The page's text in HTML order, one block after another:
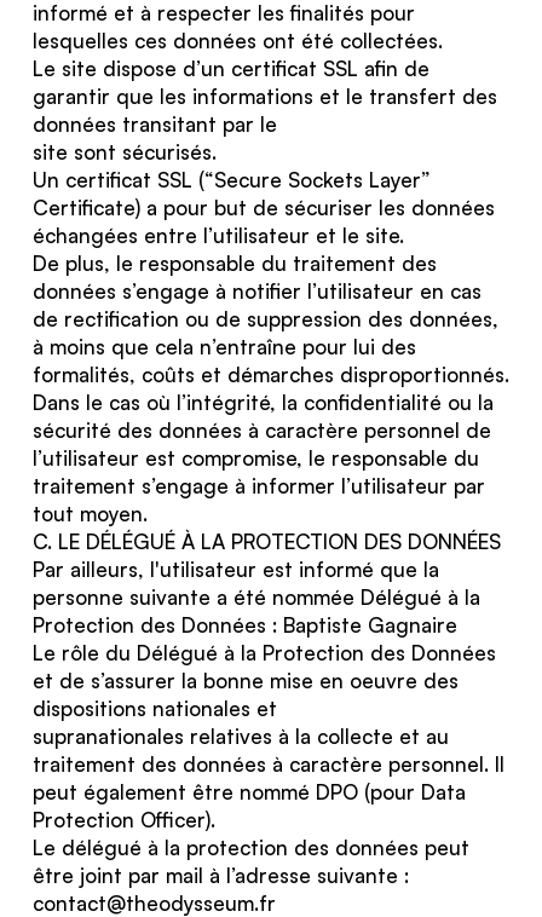
informé et à respecter les finalités pour
lesquelles ces données ont été collectées.
Le site dispose d’un certificat SSL afin de
garantir que les informations et le transfert des
données transitant par le
site sont sécurisés.
Un certificat SSL (“Secure Sockets Layer”
Certificate) a pour but de sécuriser les données
échangées entre l’utilisateur et le site.
De plus, le responsable du traitement des
données s’engage à notifier l’utilisateur en cas
de rectification ou de suppression des données,
à moins que cela n’entraîne pour lui des
formalités, coûts et démarches disproportionnés.
Dans le cas où l’intégrité, la confidentialité ou la
sécurité des données à caractère personnel de
l’utilisateur est compromise, le responsable du
traitement s’engage à informer l’utilisateur par
tout moyen.
C. LE DÉLÉGUÉ À LA PROTECTION DES DONNÉES
Par ailleurs, l'utilisateur est informé que la
personne suivante a été nommée Délégué à la
Protection des Données : Baptiste Gagnaire
Le rôle du Délégué à la Protection des Données
et de s’assurer la bonne mise en oeuvre des
dispositions nationales et
supranationales relatives à la collecte et au
traitement des données à caractère personnel. Il
peut également être nommé DPO (pour Data
Protection Officer).
Le délégué à la protection des données peut
être joint par mail à l’adresse suivante :
contact@theodysseum.fr